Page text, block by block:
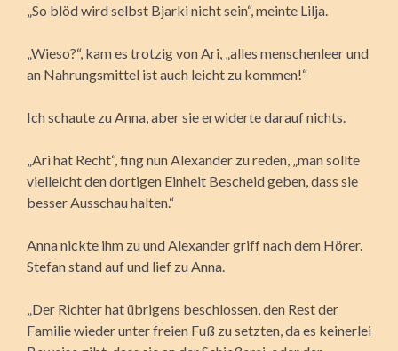
„So blöd wird selbst Bjarki nicht sein“, meinte Lilja.
„Wieso?“, kam es trotzig von Ari, „alles menschenleer und
an Nahrungsmittel ist auch leicht zu kommen!“
Ich schaute zu Anna, aber sie erwiderte darauf nichts.
„Ari hat Recht“, fing nun Alexander zu reden, „man sollte
vielleicht den dortigen Einheit Bescheid geben, dass sie
besser Ausschau halten.“
Anna nickte ihm zu und Alexander griff nach dem Hörer.
Stefan stand auf und lief zu Anna.
„Der Richter hat übrigens beschlossen, den Rest der
Familie wieder unter freien Fuß zu setzten, da es keinerlei